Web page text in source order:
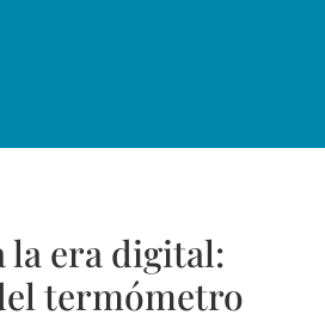
la era digital:
termómetro